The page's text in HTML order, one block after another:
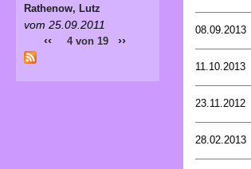
08.09.2013
11.10.2013
23.11.2012
28.02.2013
Rathenow, Lutz
vom 25.09.2011
‹‹ 4 von 19 ››